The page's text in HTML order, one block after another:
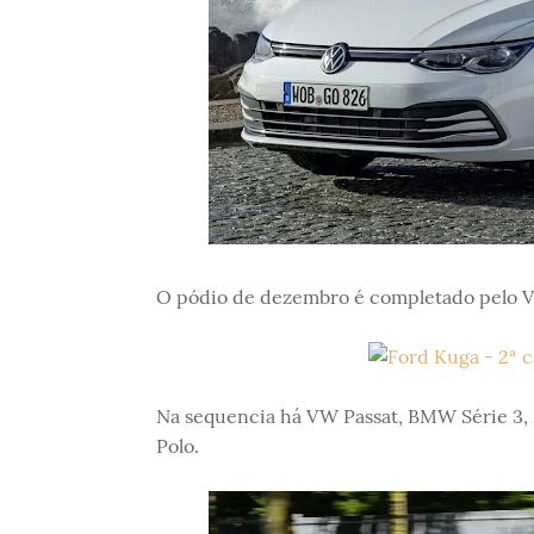
O pódio de dezembro é completado pelo
Na sequencia há VW Passat, BMW Série
Polo.